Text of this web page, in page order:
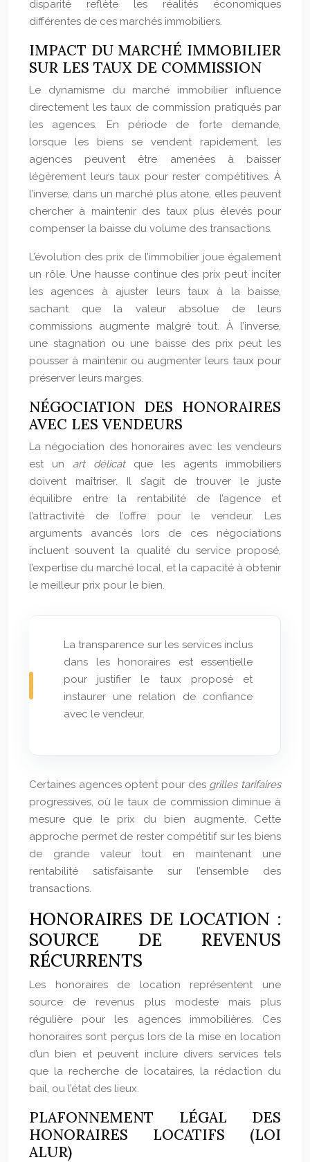
disparité reflète les réalités économiques
différentes de ces marchés immobiliers.
IMPACT DU MARCHÉ IMMOBILIER
SUR LES TAUX DE COMMISSION
Le dynamisme du marché immobilier influence
directement les taux de commission pratiqués par
les agences. En période de forte demande,
lorsque les biens se vendent rapidement, les
agences peuvent être amenées à baisser
légèrement leurs taux pour rester compétitives. À
l’inverse, dans un marché plus atone, elles peuvent
chercher à maintenir des taux plus élevés pour
compenser la baisse du volume des transactions.
L’évolution des prix de l’immobilier joue également
un rôle. Une hausse continue des prix peut inciter
les agences à ajuster leurs taux à la baisse,
sachant que la valeur absolue de leurs
commissions augmente malgré tout. À l’inverse,
une stagnation ou une baisse des prix peut les
pousser à maintenir ou augmenter leurs taux pour
préserver leurs marges.
NÉGOCIATION DES HONORAIRES
AVEC LES VENDEURS
La négociation des honoraires avec les vendeurs
est un art délicat que les agents immobiliers
doivent maîtriser. Il s’agit de trouver le juste
équilibre entre la rentabilité de l’agence et
l’attractivité de l’offre pour le vendeur. Les
arguments avancés lors de ces négociations
incluent souvent la qualité du service proposé,
l’expertise du marché local, et la capacité à obtenir
le meilleur prix pour le bien.
La transparence sur les services inclus
dans les honoraires est essentielle
pour justifier le taux proposé et
instaurer une relation de confiance
avec le vendeur.
Certaines agences optent pour des grilles tarifaires
progressives, où le taux de commission diminue à
mesure que le prix du bien augmente. Cette
approche permet de rester compétitif sur les biens
de grande valeur tout en maintenant une
rentabilité satisfaisante sur l’ensemble des
transactions.
HONORAIRES DE LOCATION :
SOURCE DE REVENUS
RÉCURRENTS
Les honoraires de location représentent une
source de revenus plus modeste mais plus
régulière pour les agences immobilières. Ces
honoraires sont perçus lors de la mise en location
d’un bien et peuvent inclure divers services tels
que la recherche de locataires, la rédaction du
bail, ou l’état des lieux.
PLAFONNEMENT LÉGAL DES
HONORAIRES LOCATIFS (LOI
ALUR)